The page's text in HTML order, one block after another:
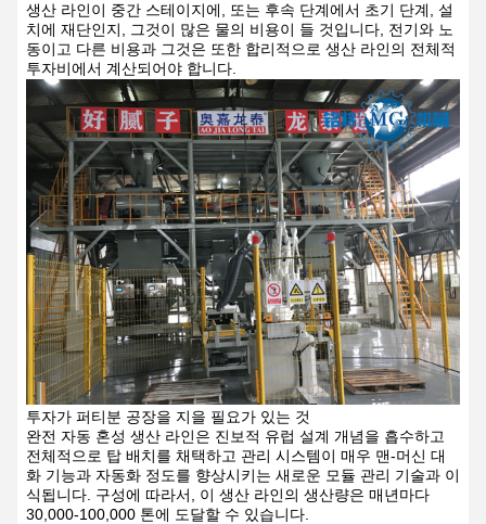
생산 라인이 중간 스테이지에, 또는 후속 단계에서 초기 단계, 설
치에 재단인지, 그것이 많은 물의 비용이 들 것입니다, 전기와 노
동이고 다른 비용과 그것은 또한 합리적으로 생산 라인의 전체적
투자비에서 계산되어야 합니다.
투자가 퍼티분 공장을 지을 필요가 있는 것
완전 자동 혼성 생산 라인은 진보적 유럽 설계 개념을 흡수하고
전체적으로 탑 배치를 채택하고 관리 시스템이 매우 맨-머신 대
화 기능과 자동화 정도를 향상시키는 새로운 모듈 관리 기술과 이
식됩니다. 구성에 따라서, 이 생산 라인의 생산량은 매년마다
30,000-100,000 톤에 도달할 수 있습니다.